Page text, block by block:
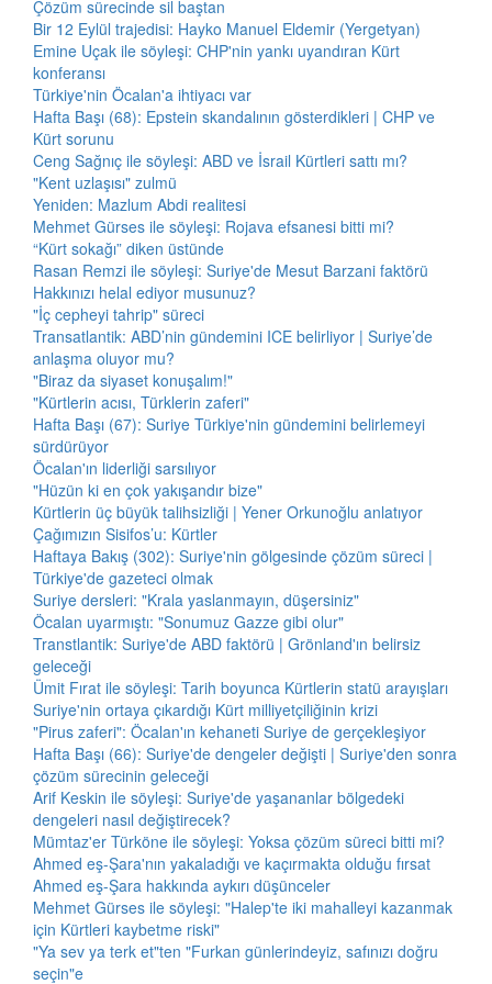
Çözüm sürecinde sil baştan
Bir 12 Eylül trajedisi: Hayko Manuel Eldemir (Yergetyan)
Emine Uçak ile söyleşi: CHP'nin yankı uyandıran Kürt
konferansı
Türkiye'nin Öcalan'a ihtiyacı var
Hafta Başı (68): Epstein skandalının gösterdikleri | CHP ve
Kürt sorunu
Ceng Sağnıç ile söyleşi: ABD ve İsrail Kürtleri sattı mı?
"Kent uzlaşısı" zulmü
Yeniden: Mazlum Abdi realitesi
Mehmet Gürses ile söyleşi: Rojava efsanesi bitti mi?
“Kürt sokağı” diken üstünde
Rasan Remzi ile söyleşi: Suriye'de Mesut Barzani faktörü
Hakkınızı helal ediyor musunuz?
"İç cepheyi tahrip" süreci
Transatlantik: ABD’nin gündemini ICE belirliyor | Suriye’de
anlaşma oluyor mu?
"Biraz da siyaset konuşalım!"
"Kürtlerin acısı, Türklerin zaferi"
Hafta Başı (67): Suriye Türkiye'nin gündemini belirlemeyi
sürdürüyor
Öcalan'ın liderliği sarsılıyor
"Hüzün ki en çok yakışandır bize"
Kürtlerin üç büyük talihsizliği | Yener Orkunoğlu anlatıyor
Çağımızın Sisifos’u: Kürtler
Haftaya Bakış (302): Suriye'nin gölgesinde çözüm süreci |
Türkiye'de gazeteci olmak
Suriye dersleri: "Krala yaslanmayın, düşersiniz"
Öcalan uyarmıştı: "Sonumuz Gazze gibi olur"
Transtlantik: Suriye'de ABD faktörü | Grönland'ın belirsiz
geleceği
Ümit Fırat ile söyleşi: Tarih boyunca Kürtlerin statü arayışları
Suriye'nin ortaya çıkardığı Kürt milliyetçiliğinin krizi
"Pirus zaferi": Öcalan'ın kehaneti Suriye de gerçekleşiyor
Hafta Başı (66): Suriye'de dengeler değişti | Suriye'den sonra
çözüm sürecinin geleceği
Arif Keskin ile söyleşi: Suriye'de yaşananlar bölgedeki
dengeleri nasıl değiştirecek?
Mümtaz'er Türköne ile söyleşi: Yoksa çözüm süreci bitti mi?
Ahmed eş-Şara'nın yakaladığı ve kaçırmakta olduğu fırsat
Ahmed eş-Şara hakkında aykırı düşünceler
Mehmet Gürses ile söyleşi: "Halep'te iki mahalleyi kazanmak
için Kürtleri kaybetme riski"
"Ya sev ya terk et"ten "Furkan günlerindeyiz, safınızı doğru
seçin"e